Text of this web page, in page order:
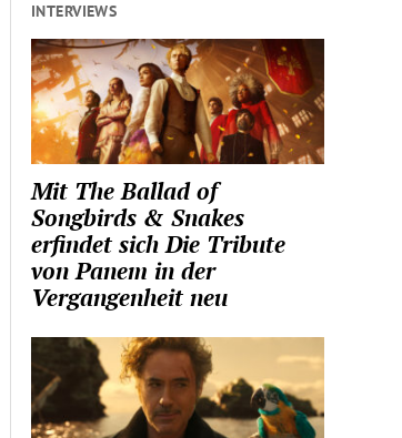
INTERVIEWS
Mit The Ballad of
Songbirds & Snakes
erfindet sich Die Tribute
von Panem in der
Vergangenheit neu